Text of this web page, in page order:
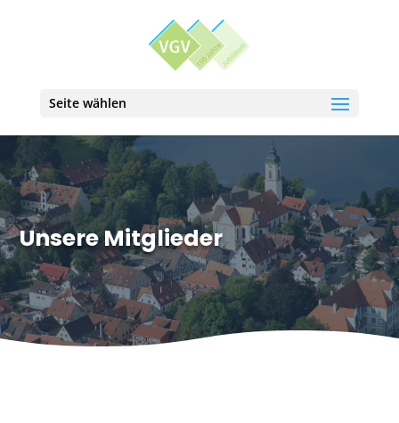
Seite wählen
Unsere Mitglieder